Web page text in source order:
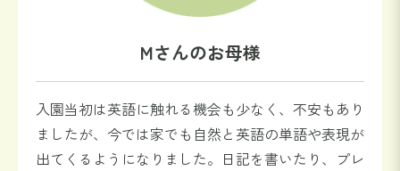
Mさんのお母様
入園当初は英語に触れる機会も少なく、不安もあり
ましたが、今では家でも自然と英語の単語や表現が
出てくるようになりました。日記を書いたり、プレ